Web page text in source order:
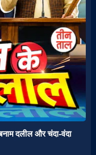
दलील और चंदा-वंदा